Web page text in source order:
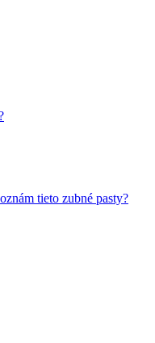
tieto zubné pasty?